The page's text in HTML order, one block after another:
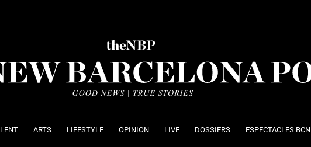
ARTS LIFESTYLE OPINION LIVE DOSSIERS ESPECTACLES BCN